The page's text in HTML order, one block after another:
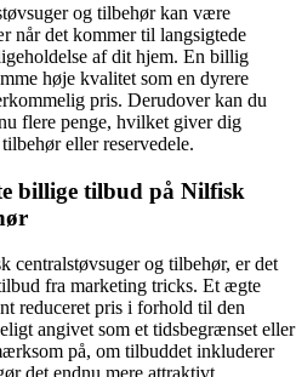
og tilbehør kan være
når det kommer til langsigtede
af dit hjem. En billig
høje kvalitet som en dyrere
pris. Derudover kan du
flere penge, hvilket giver dig
eller reservedele.
billige tilbud på Nilfisk
og tilbehør, er det
fra marketing tricks. Et ægte
reduceret pris i forhold til den
angivet som et tidsbegrænset eller
på, om tilbuddet inkluderer